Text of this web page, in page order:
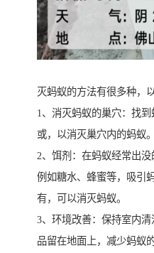
灭蚂蚁的方法有很多种，
1、消灭蚂蚁的巢穴：找
或，以消灭巢穴内的蚂蚁。
2、饵剂：在蚂蚁经常出没
例如糖水、蜂蜜等，吸引
有，可以消灭蚂蚁。
3、环境改善：保持室内
品留在地面上，减少蚂蚁